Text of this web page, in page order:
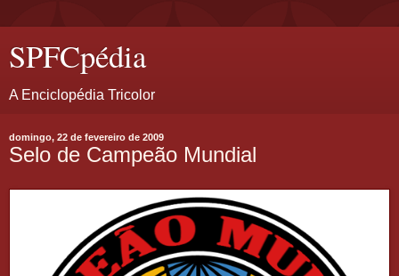
SPFCpédia
A Enciclopédia Tricolor
domingo, 22 de fevereiro de 2009
Selo de Campeão Mundial